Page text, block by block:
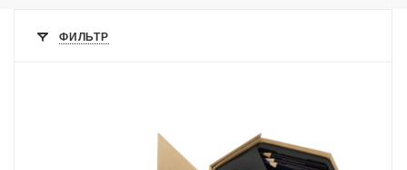
ФИЛЬТР